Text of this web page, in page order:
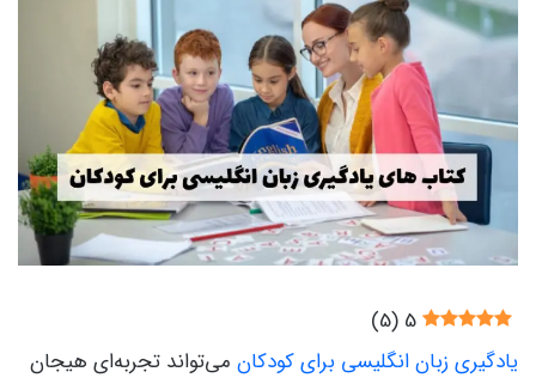
5
(
5
)
یادگیری زبان انگلیسی برای کودکان می‌تواند تجربه‌ای هیجان